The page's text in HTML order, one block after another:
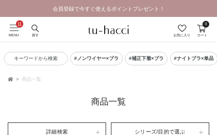
会員登録で今すぐ使えるポイントプレゼント！
MENU 探す お気に入り カート
0
キーワードから検索 #ノンワイヤー×ブラ #補正下着×ブラ #ナイトブラ×単品
商品一覧
商品一覧
詳細検索 シリーズ/目的で選ぶ